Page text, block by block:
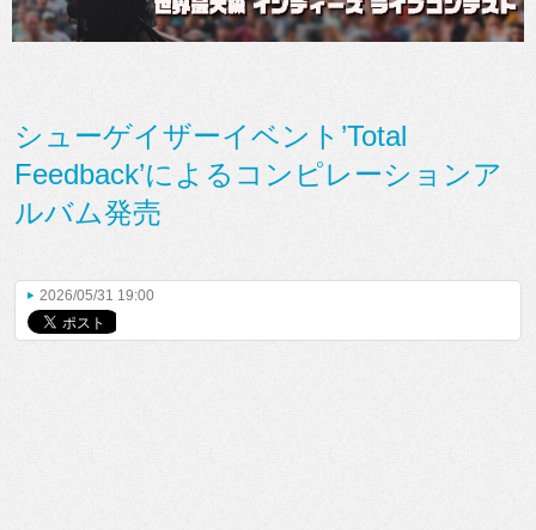
シューゲイザーイベント’Total
Feedback’によるコンピレーションア
ルバム発売
2026/05/31 19:00